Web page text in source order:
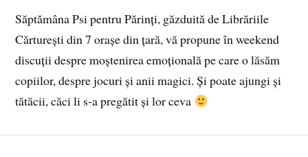
Săptămâna Psi pentru Părinți, găzduită de Librăriile
Cărturești din 7 orașe din țară, vă propune în weekend
discuții despre moștenirea emoțională pe care o lăsăm
copiilor, despre jocuri și anii magici. Și poate ajungi și
tătăcii, căci li s-a pregătit și lor ceva